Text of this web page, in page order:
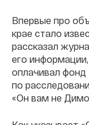
Впервые про
крае стало
рассказал
его
оплачивал фонд
по
«Он вам не